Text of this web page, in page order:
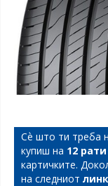
Сѐ што ти треба
купиш на 12
картичките.
на следниот линк